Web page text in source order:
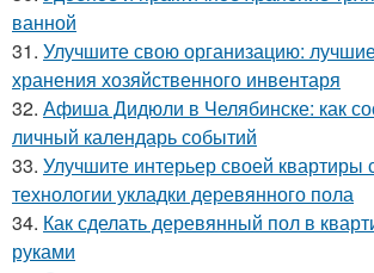
ванной
31. Улучшите свою организацию:
хранения хозяйственного инвентаря
32. Афиша Дидюли в Челябинске: как
личный календарь событий
33. Улучшите интерьер своей
технологии укладки деревянного пола
34. Как сделать деревянный пол в
руками